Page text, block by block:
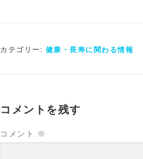
カテゴリー: 健康・長寿に関わる情報
コメントを残す
コメント ※